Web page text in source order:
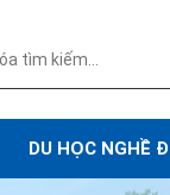
DU HỌC NGHỀ